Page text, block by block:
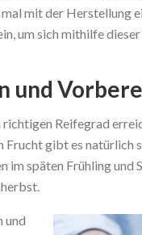
mit der Herstellung
um sich mithilfe
und
Reifegrad
gibt es natürlich
im späten Frühling und
und